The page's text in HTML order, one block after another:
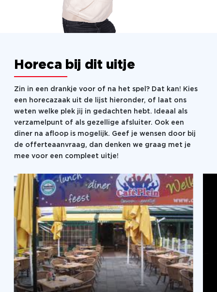
Horeca bij dit uitje
Zin in een drankje voor of na het spel? Dat kan! Kies
een horecazaak uit de lijst hieronder, of laat ons
weten welke plek jij in gedachten hebt. Ideaal als
verzamelpunt of als gezellige afsluiter. Ook een
diner na afloop is mogelijk. Geef je wensen door bij
de offerteaanvraag, dan denken we graag met je
mee voor een compleet uitje!